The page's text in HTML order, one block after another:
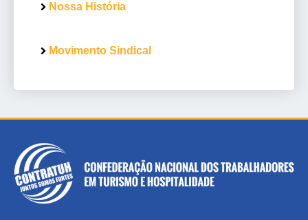
Nossa História
Movimento Sindical